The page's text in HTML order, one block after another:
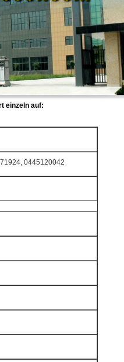
einzeln auf:
0445120042